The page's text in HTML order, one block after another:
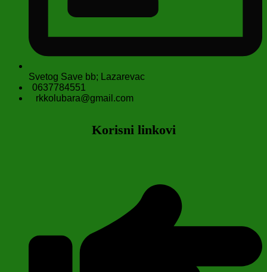
Svetog Save bb; Lazarevac
0637784551
rkkolubara@gmail.com
Korisni linkovi